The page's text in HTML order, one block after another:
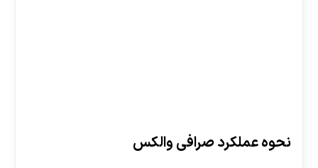
نحوه عملکرد صرافی والکس